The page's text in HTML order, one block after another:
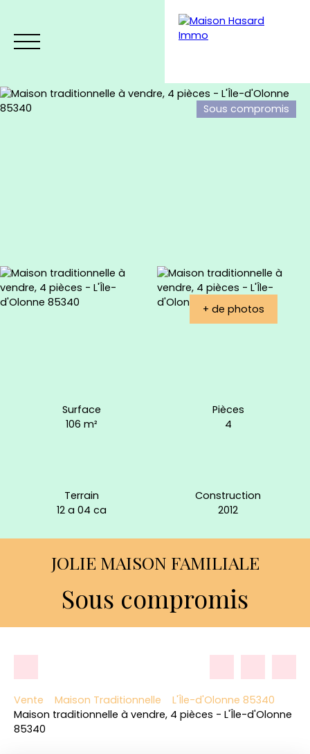
Sous compromis
+ de photos
Surface
106m²
Pièces
4
Terrain
12 a 04 ca
Construction
2012
JOLIE MAISON FAMILIALE
Sous compromis
Vente Maison Traditionnelle
L'Île-d'Olonne 85340
Maison traditionnelle à vendre, 4 pièces - L'Île-d'Olonne
85340